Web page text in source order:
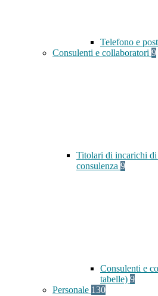
Telefono e
Consulenti e collaboratori 9
Titolari di incarichi
consulenza 9
Consulenti e
tabelle) 9
Personale 130